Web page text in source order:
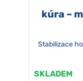
kúra –
Stabilizace
SKLADEM